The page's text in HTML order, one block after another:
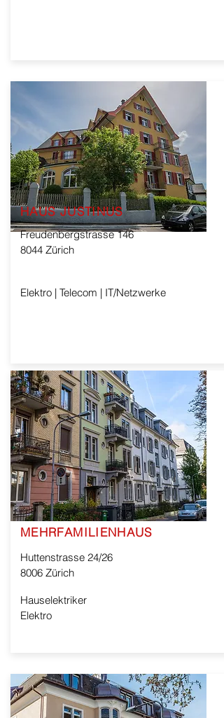
HAUS JUSTINUS
Freudenbergstrasse 146
8044 Zürich
Elektro | Telecom | IT/Netzwerke
MEHRFAMILIENHAUS
Huttenstrasse 24/26
8006 Zürich
Hauselektriker
Elektro